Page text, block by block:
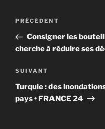
Navigation
l’article
Article
précédent
PRÉCÉDENT
Consigner les
cherche à réduire ses
Article
suivant
SUIVANT
Turquie : des
pays • FRANCE 24